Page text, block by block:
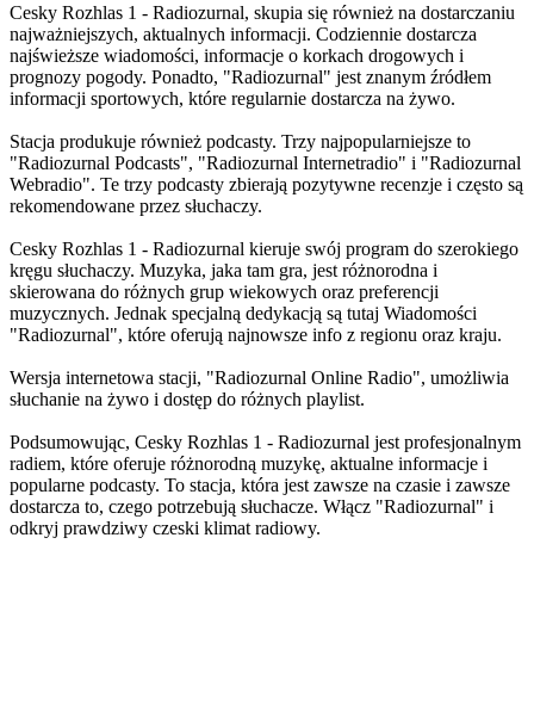
Cesky Rozhlas 1 - Radiozurnal, skupia się również na dostarczaniu
najważniejszych, aktualnych informacji. Codziennie dostarcza
najświeższe wiadomości, informacje o korkach drogowych i
prognozy pogody. Ponadto, "Radiozurnal" jest znanym źródłem
informacji sportowych, które regularnie dostarcza na żywo.
Stacja produkuje również podcasty. Trzy najpopularniejsze to
"Radiozurnal Podcasts", "Radiozurnal Internetradio" i "Radiozurnal
Webradio". Te trzy podcasty zbierają pozytywne recenzje i często są
rekomendowane przez słuchaczy.
Cesky Rozhlas 1 - Radiozurnal kieruje swój program do szerokiego
kręgu słuchaczy. Muzyka, jaka tam gra, jest różnorodna i
skierowana do różnych grup wiekowych oraz preferencji
muzycznych. Jednak specjalną dedykacją są tutaj Wiadomości
"Radiozurnal", które oferują najnowsze info z regionu oraz kraju.
Wersja internetowa stacji, "Radiozurnal Online Radio", umożliwia
słuchanie na żywo i dostęp do różnych playlist.
Podsumowując, Cesky Rozhlas 1 - Radiozurnal jest profesjonalnym
radiem, które oferuje różnorodną muzykę, aktualne informacje i
popularne podcasty. To stacja, która jest zawsze na czasie i zawsze
dostarcza to, czego potrzebują słuchacze. Włącz "Radiozurnal" i
odkryj prawdziwy czeski klimat radiowy.